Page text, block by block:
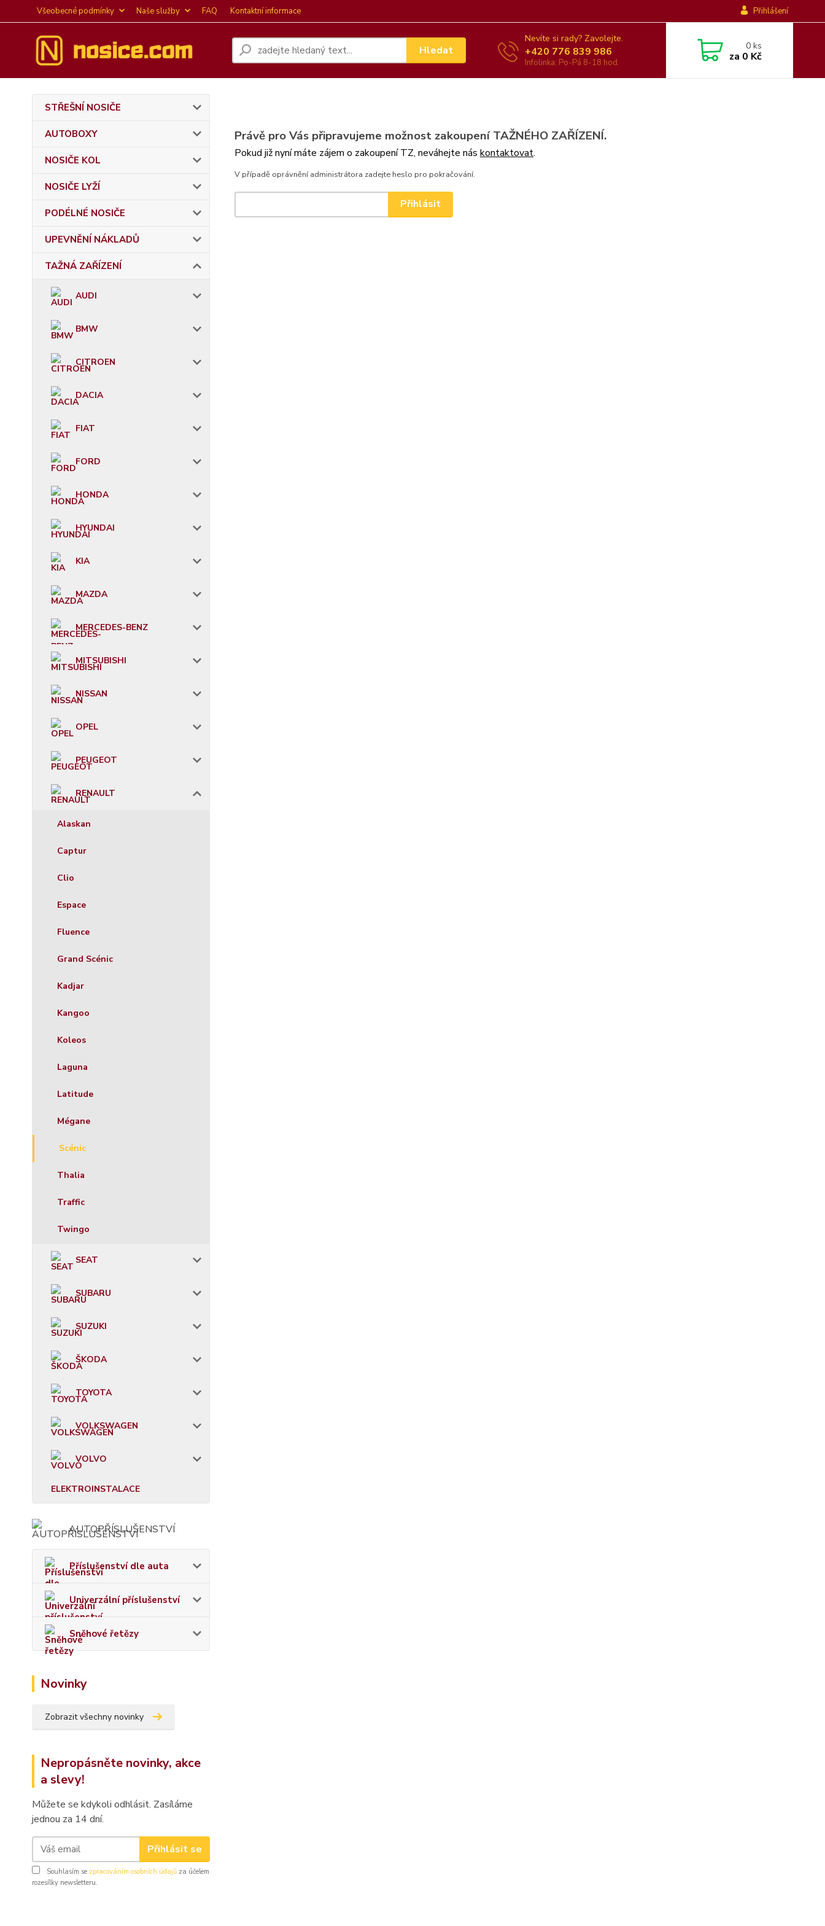
Všeobecné podmínky Naše služby FAQ Kontaktní informace Přihlášení
Hledat
Nevíte si rady? Zavolejte.
+420 776 839 986
Infolinka: Po-Pá 8-18 hod.
0ks
za 0 Kč
STŘEŠNÍ NOSIČE
AUTOBOXY
NOSIČE KOL
NOSIČE LYŽÍ
PODÉLNÉ NOSIČE
UPEVNĚNÍ NÁKLADŮ
TAŽNÁ ZAŘÍZENÍ
AUDI
BMW
CITROEN
DACIA
FIAT
FORD
HONDA
HYUNDAI
KIA
MAZDA
MERCEDES-BENZ
MITSUBISHI
NISSAN
OPEL
PEUGEOT
RENAULT
Alaskan
Captur
Clio
Espace
Fluence
Grand Scénic
Kadjar
Kangoo
Koleos
Laguna
Latitude
Mégane
Scénic
Thalia
Traffic
Twingo
SEAT
SUBARU
SUZUKI
ŠKODA
TOYOTA
VOLKSWAGEN
VOLVO
ELEKTROINSTALACE
AUTOPŘÍSLUŠENSTVÍ
Příslušenství dle auta
Univerzální příslušenství
Sněhové řetězy
Novinky
Zobrazit všechny novinky
Nepropásněte novinky, akce
a slevy!
Můžete se kdykoli odhlásit. Zasíláme
jednou za 14 dní.
Přihlásit se
Souhlasím se zpracováním osobních údajů za účelem
rozesílky newsletteru.
Právě pro Vás připravujeme možnost zakoupení TAŽNÉHO ZAŘÍZENÍ.
Pokud již nyní máte zájem o zakoupení TZ, neváhejte nás kontaktovat.
V případě oprávnění administrátora zadejte heslo pro pokračování.